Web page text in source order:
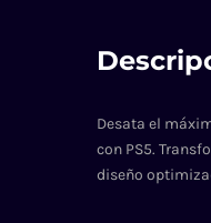
Desata el
con PS5.
diseño